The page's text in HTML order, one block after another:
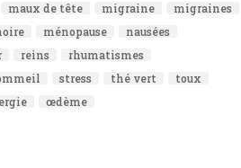
maux de tête migraine
migraines
ménopause
nausées
reins
rhumatismes
stress thé vert
toux
œdème